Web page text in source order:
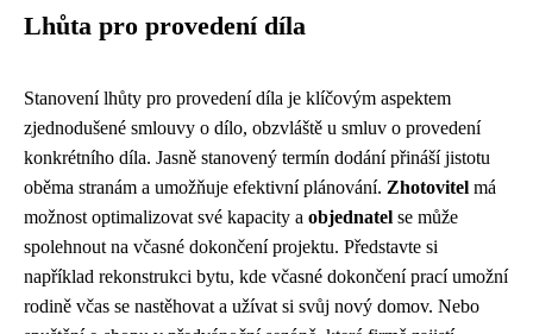
Lhůta pro provedení díla
Stanovení lhůty pro provedení díla je klíčovým aspektem
zjednodušené smlouvy o dílo, obzvláště u smluv o provedení
konkrétního díla. Jasně stanovený termín dodání přináší jistotu
oběma stranám a umožňuje efektivní plánování. Zhotovitel má
možnost optimalizovat své kapacity a objednatel se může
spolehnout na včasné dokončení projektu. Představte si
například rekonstrukci bytu, kde včasné dokončení prací umožní
rodině včas se nastěhovat a užívat si svůj nový domov. Nebo